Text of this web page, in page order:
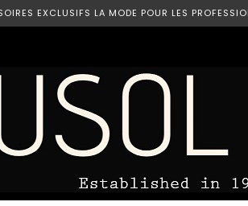
EXCLUSIFS LA MODE POUR LES